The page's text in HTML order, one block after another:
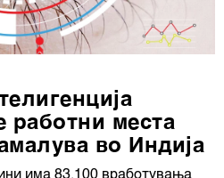
работни места
во Индија
има 83.100 вработувања